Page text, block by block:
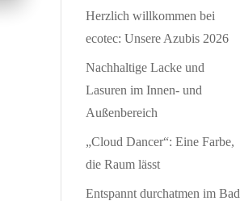
Herzlich willkommen bei
ecotec: Unsere Azubis 2026
Nachhaltige Lacke und
Lasuren im Innen- und
Außenbereich
„Cloud Dancer“: Eine Farbe,
die Raum lässt
Entspannt durchatmen im Bad